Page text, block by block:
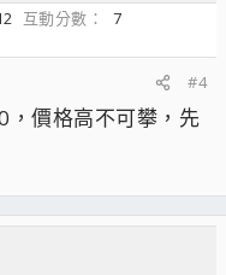
互動分數
7
#4
，價格高不可攀，先